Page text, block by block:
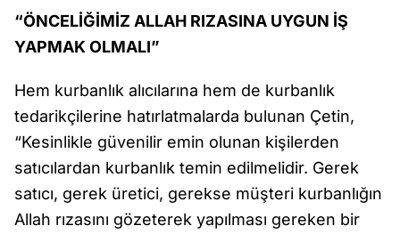
“ÖNCELİĞİMİZ ALLAH RIZASINA UYGUN İŞ
YAPMAK OLMALI”
Hem kurbanlık alıcılarına hem de kurbanlık
tedarikçilerine hatırlatmalarda bulunan Çetin,
“Kesinlikle güvenilir emin olunan kişilerden
satıcılardan kurbanlık temin edilmelidir. Gerek
satıcı, gerek üretici, gerekse müşteri kurbanlığın
Allah rızasını gözeterek yapılması gereken bir